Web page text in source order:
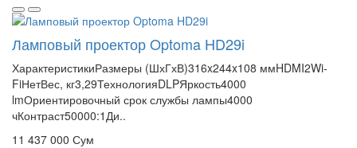
Ламповый проектор Optoma HD29i
ХарактеристикиРазмеры (ШхГхВ)316x244x108 ммHDMI2Wi-
FiНетВес, кг3,29ТехнологияDLPЯркость4000
lmОриентировочный срок службы лампы4000
чКонтраст50000:1Ди..
11 437 000 Сум